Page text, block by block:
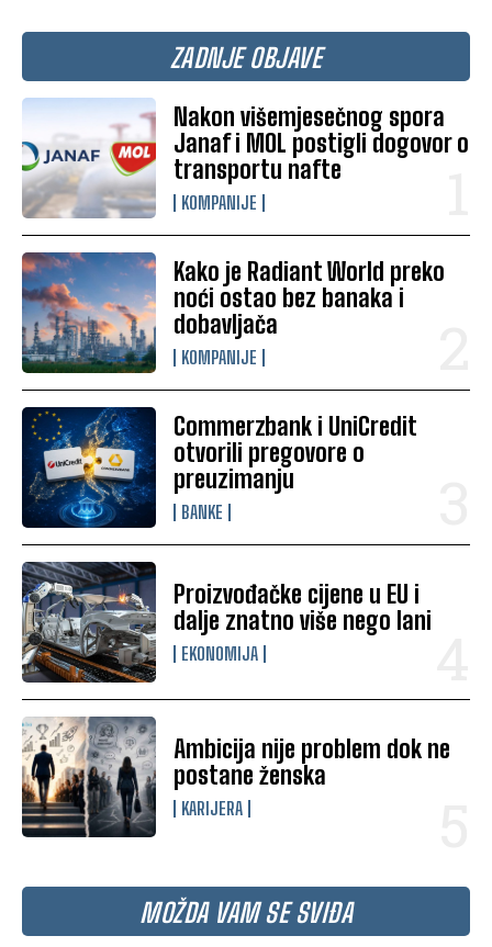
ZADNJE OBJAVE
Nakon višemjesečnog spora
Janaf i MOL postigli dogovor o
transportu nafte
KOMPANIJE
Kako je Radiant World preko
noći ostao bez banaka i
dobavljača
KOMPANIJE
Commerzbank i UniCredit
otvorili pregovore o
preuzimanju
BANKE
Proizvođačke cijene u EU i
dalje znatno više nego lani
EKONOMIJA
Ambicija nije problem dok ne
postane ženska
KARIJERA
MOŽDA VAM SE SVIĐA